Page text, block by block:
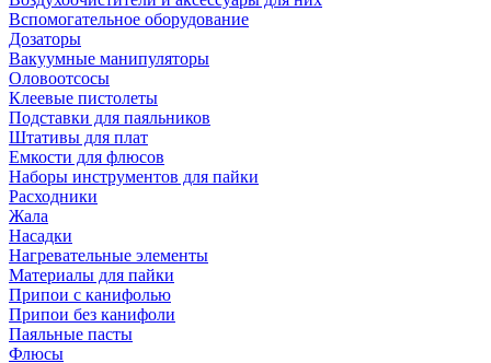
Вспомогательное оборудование
Дозаторы
Вакуумные манипуляторы
Оловоотсосы
Клеевые пистолеты
Подставки для паяльников
Штативы для плат
Емкости для флюсов
Наборы инструментов для пайки
Расходники
Жала
Насадки
Нагревательные элементы
Материалы для пайки
Припои с канифолью
Припои без канифоли
Паяльные пасты
Флюсы